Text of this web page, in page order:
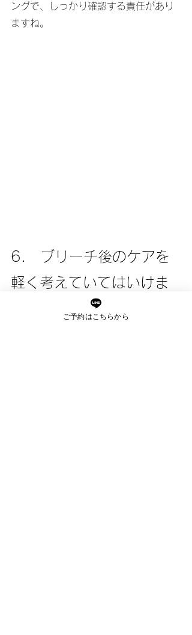
ングで、しっかり確認する責任があり
ますね。
6.　ブリーチ後のケアを
軽く考えていてはいけま
ご予約はこちらから